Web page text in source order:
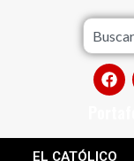
EL CATÓLICO